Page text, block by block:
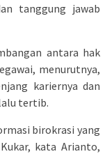
tanggung jawab
antara hak
menurutnya,
kariernya dan
tertib.
birokrasi yang
kata Arianto,